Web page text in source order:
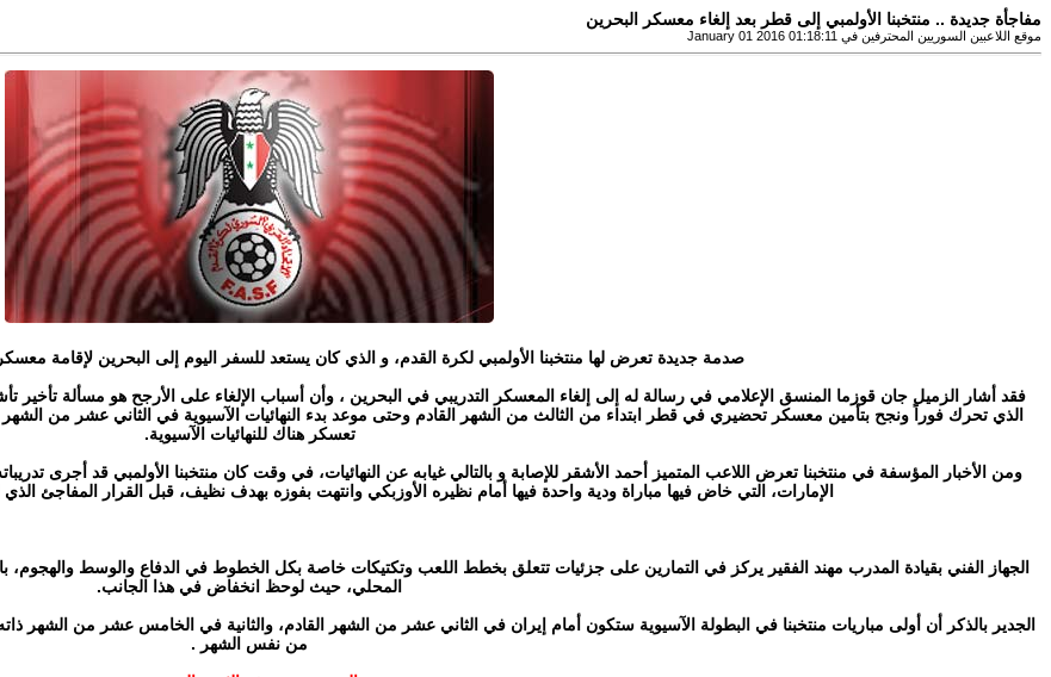
مفاجأة جديدة .. منتخبنا الأولمبي إلى قطر بعد إلغاء معسكر البحرين
موقع اللاعبين السوريين المحترفين في January 01 2016 01:18:11
صدمة جديدة تعرض لها منتخبنا الأولمبي لكرة القدم، و الذي كان يستعد للسفر اليوم إلى البحرين لإقامة معسكر
فقد أشار الزميل جان قوزما المنسق الإعلامي في رسالة له إلى إلغاء المعسكر التدريبي في البحرين ، وأن أسباب الإلغاء على الأرجح هو مسألة
الذي تحرك فوراً ونجح بتأمين معسكر تحضيري في قطر ابتداء من الثالث من الشهر القادم وحتى موعد بدء النهائيات الآسيوية في الثاني عشر من
تعسكر هناك للنهائيات الآسيوية.‏
ومن الأخبار المؤسفة في منتخبنا تعرض اللاعب المتميز أحمد الأشقر للإصابة و بالتالي غيابه عن النهائيات، في وقت كان منتخبنا الأولمبي قد أجرى
الإمارات، التي خاض فيها مباراة ودية واحدة فيها أمام نظيره الأوزبكي وانتهت بفوزه بهدف نظيف، قبل القرار المفاجئ
الجهاز الفني بقيادة المدرب مهند الفقير يركز في التمارين على جزئيات تتعلق بخطط اللعب وتكتيكات خاصة بكل الخطوط في الدفاع والوسط والهجوم،
المحلي، حيث لوحظ انخفاض في هذا الجانب.‏
الجدير بالذكر أن أولى مباريات منتخبنا في البطولة الآسيوية ستكون أمام إيران في الثاني عشر من الشهر القادم، والثانية في الخامس عشر من الشهر
من نفس الشهر .‏